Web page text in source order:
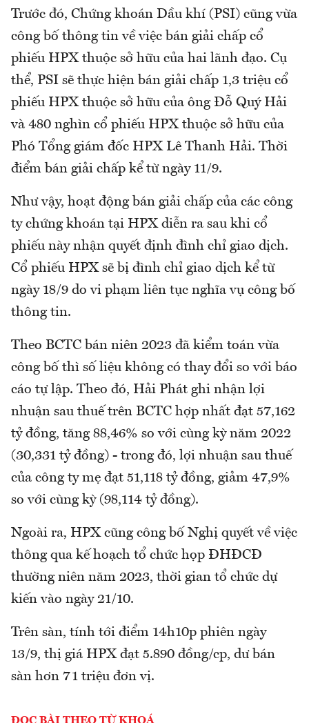
Trước đó, Chứng khoán Dầu khí (PSI) cũng vừa
công bố thông tin về việc bán giải chấp cổ
phiếu HPX thuộc sở hữu của hai lãnh đạo. Cụ
thể, PSI sẽ thực hiện bán giải chấp 1,3 triệu cổ
phiếu HPX thuộc sở hữu của ông Đỗ Quý Hải
và 480 nghìn cổ phiếu HPX thuộc sở hữu của
Phó Tổng giám đốc HPX Lê Thanh Hải. Thời
điểm bán giải chấp kể từ ngày 11/9.
Như vậy, hoạt động bán giải chấp của các công
ty chứng khoán tại HPX diễn ra sau khi cổ
phiếu này nhận quyết định đình chỉ giao dịch.
Cổ phiếu HPX sẽ bị đình chỉ giao dịch kể từ
ngày 18/9 do vi phạm liên tục nghĩa vụ công bố
thông tin.
Theo BCTC bán niên 2023 đã kiểm toán vừa
công bố thì số liệu không có thay đổi so với báo
cáo tự lập. Theo đó, Hải Phát ghi nhận lợi
nhuận sau thuế trên BCTC hợp nhất đạt 57,162
tỷ đồng, tăng 88,46% so với cùng kỳ năm 2022
(30,331 tỷ đồng) - trong đó, lợi nhuận sau thuế
của công ty mẹ đạt 51,118 tỷ đồng, giảm 47,9%
so với cùng kỳ (98,114 tỷ đồng).
Ngoài ra, HPX cũng công bố Nghị quyết về việc
thông qua kế hoạch tổ chức họp ĐHĐCĐ
thường niên năm 2023, thời gian tổ chức dự
kiến vào ngày 21/10.
Trên sàn, tính tới điểm 14h10p phiên ngày
13/9, thị giá HPX đạt 5.890 đồng/cp, dư bán
sàn hơn 71 triệu đơn vị.
ĐỌC BÀI THEO TỪ KHOÁ